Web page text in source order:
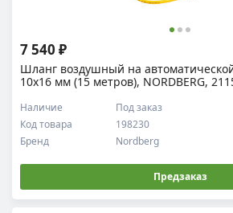
Шланг воздушный на
10x16 мм (15 метров), NORDBERG,
Код товара 198230
Наличие Под заказ
Бренд Nordberg
7 540 ₽
Предзаказ